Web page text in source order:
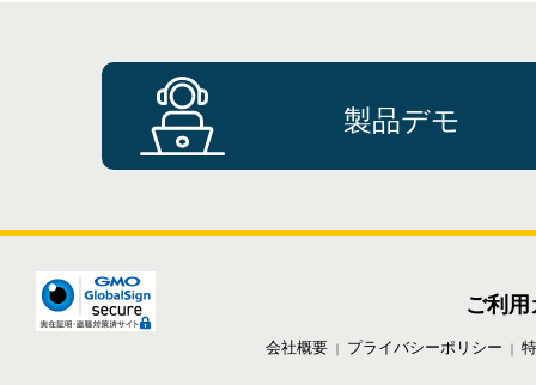
製品デモ
ご利
会社概要｜ プライバシーポリシー ｜